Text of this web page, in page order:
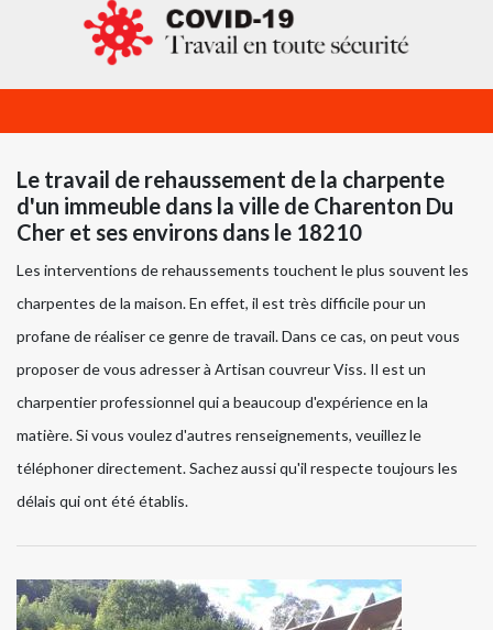
Le travail de rehaussement de la charpente
d'un immeuble dans la ville de Charenton Du
Cher et ses environs dans le 18210
Les interventions de rehaussements touchent le plus souvent les
charpentes de la maison. En effet, il est très difficile pour un
profane de réaliser ce genre de travail. Dans ce cas, on peut vous
proposer de vous adresser à Artisan couvreur Viss. Il est un
charpentier professionnel qui a beaucoup d'expérience en la
matière. Si vous voulez d'autres renseignements, veuillez le
téléphoner directement. Sachez aussi qu'il respecte toujours les
délais qui ont été établis.